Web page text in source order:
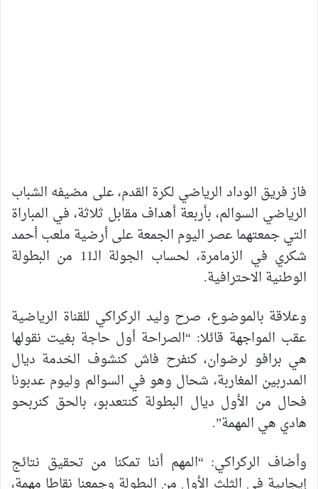
فاز فريق الوداد الرياضي لكرة القدم، على مضيفه الشباب
الرياضي السوالم، بأربعة أهداف مقابل ثلاثة، في المباراة
التي جمعتهما عصر اليوم الجمعة على أرضية ملعب أحمد
شكري في الزمامرة، لحساب الجولة الـ11 من البطولة
الوطنية الاحترافية.
وعلاقة بالموضوع، صرح وليد الركراكي للقناة الرياضية
عقب المواجهة قائلا: “الصراحة أول حاجة بغيت نقولها
هي برافو لرضوان، كنفرح فاش كنشوف الخدمة ديال
المدربين المغاربة، شحال وهو في السوالم وليوم عدبونا
فحال من الأول ديال البطولة كنتعدبو، بالحق كنربحو
هادي هي المهمة”.
وأضاف الركراكي: “المهم أننا تمكنا من تحقيق نتائج